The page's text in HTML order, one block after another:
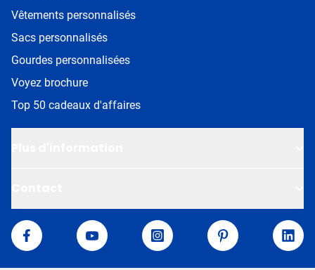
Vêtements personnalisés
Sacs personnalisés
Gourdes personnalisées
Voyez brochure
Top 50 cadeaux d'affaires
Van Helden
Facebook
YouTube Instagram Pinterest